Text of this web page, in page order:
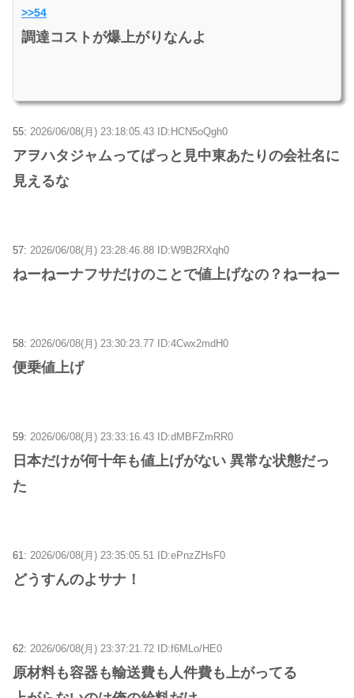
>>54
調達コストが爆上がりなんよ
55: 2026/06/08(月) 23:18:05.43 ID:HCN5oQgh0
アヲハタジャムってぱっと見中東あたりの会社名に
見えるな
57: 2026/06/08(月) 23:28:46.88 ID:W9B2RXqh0
ねーねーナフサだけのことで値上げなの？ねーねー
58: 2026/06/08(月) 23:30:23.77 ID:4Cwx2mdH0
便乗値上げ
59: 2026/06/08(月) 23:33:16.43 ID:dMBFZmRR0
日本だけが何十年も値上げがない 異常な状態だっ
た
61: 2026/06/08(月) 23:35:05.51 ID:ePnzZHsF0
どうすんのよサナ！
62: 2026/06/08(月) 23:37:21.72 ID:f6MLo/HE0
原材料も容器も輸送費も人件費も上がってる